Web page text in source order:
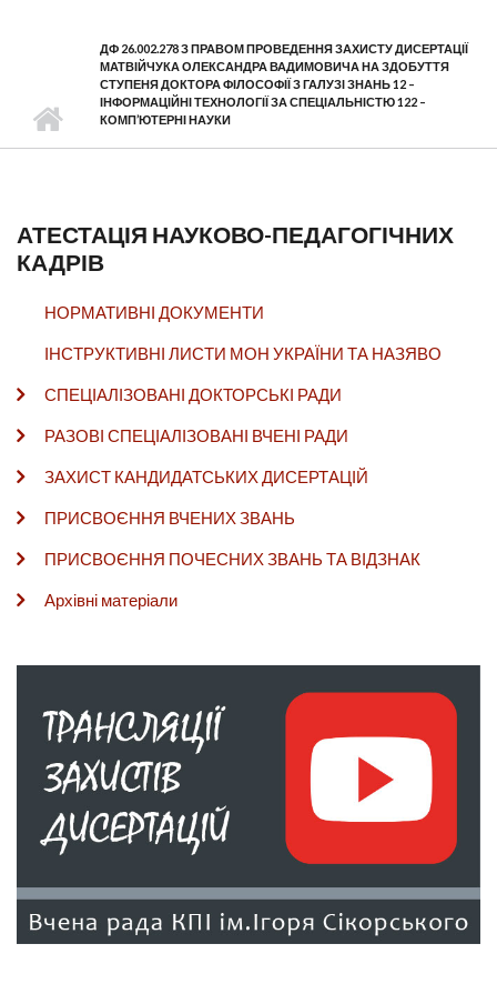
ДФ 26.002.278 З ПРАВОМ ПРОВЕДЕННЯ ЗАХИСТУ ДИСЕРТАЦІЇ
МАТВІЙЧУКА ОЛЕКСАНДРА ВАДИМОВИЧА НА ЗДОБУТТЯ
СТУПЕНЯ ДОКТОРА ФІЛОСОФІЇ З ГАЛУЗІ ЗНАНЬ 12 –
ІНФОРМАЦІЙНІ ТЕХНОЛОГІЇ ЗА СПЕЦІАЛЬНІСТЮ 122 –
КОМП’ЮТЕРНІ НАУКИ
АТЕСТАЦІЯ НАУКОВО-ПЕДАГОГІЧНИХ
КАДРІВ
НОРМАТИВНІ ДОКУМЕНТИ
ІНСТРУКТИВНІ ЛИСТИ МОН УКРАЇНИ ТА НАЗЯВО
СПЕЦІАЛІЗОВАНІ ДОКТОРСЬКІ РАДИ
РАЗОВІ СПЕЦІАЛІЗОВАНІ ВЧЕНІ РАДИ
ЗАХИСТ КАНДИДАТСЬКИХ ДИСЕРТАЦІЙ
ПРИСВОЄННЯ ВЧЕНИХ ЗВАНЬ
ПРИСВОЄННЯ ПОЧЕСНИХ ЗВАНЬ ТА ВІДЗНАК
Архівні матеріали